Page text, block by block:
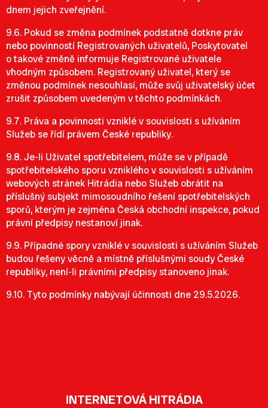
dnem jejich zveřejnění.
9.6. Pokud se změna podmínek podstatně dotkne práv
nebo povinností Registrovaných uživatelů, Poskytovatel
o takové změně informuje Registrované uživatele
vhodným způsobem. Registrovaný uživatel, který se
změnou podmínek nesouhlasí, může svůj uživatelský účet
zrušit způsobem uvedeným v těchto podmínkách.
9.7. Práva a povinnosti vzniklé v souvislosti s užíváním
Služeb se řídí právem České republiky.
9.8. Je-li Uživatel spotřebitelem, může se v případě
spotřebitelského sporu vzniklého v souvislosti s užíváním
webových stránek Hitrádia nebo Služeb obrátit na
příslušný subjekt mimosoudního řešení spotřebitelských
sporů, kterým je zejména Česká obchodní inspekce, pokud
právní předpisy nestanoví jinak.
9.9. Případné spory vzniklé v souvislosti s užíváním Služeb
budou řešeny věcně a místně příslušnými soudy České
republiky, není-li právními předpisy stanoveno jinak.
9.10. Tyto podmínky nabývají účinnosti dne 29.5.2026.
INTERNETOVÁ HITRÁDIA